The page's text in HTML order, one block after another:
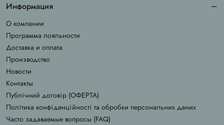
Информация
О компании
Программа лояльности
Доставка и оплата
Производство
Новости
Контакты
Публічний договір (ОФЕРТА)
Політика конфіденційності та обробки персональних даних
Часто задаваемые вопросы (FAQ)